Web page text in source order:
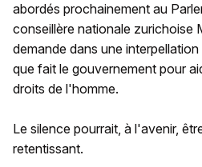
abordés prochainement au
conseillère nationale zurichoise
demande dans une
que fait le gouvernement pour
droits de l'homme.
Le silence pourrait, à l'avenir,
retentissant.